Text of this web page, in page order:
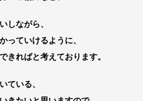
しながら、
っていけるように、
きればと考えております。
ている、